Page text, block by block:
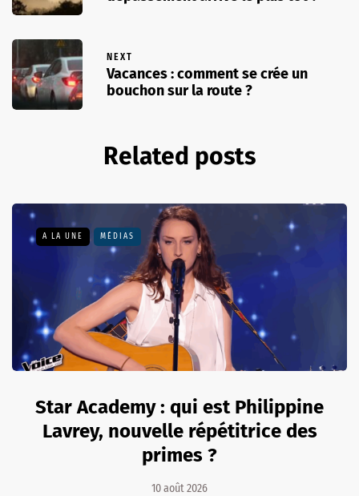
NEXT
Vacances : comment se crée un
bouchon sur la route ?
Related posts
A LA UNE MÉDIAS
Star Academy : qui est Philippine
Lavrey, nouvelle répétitrice des
primes ?
10 août 2026